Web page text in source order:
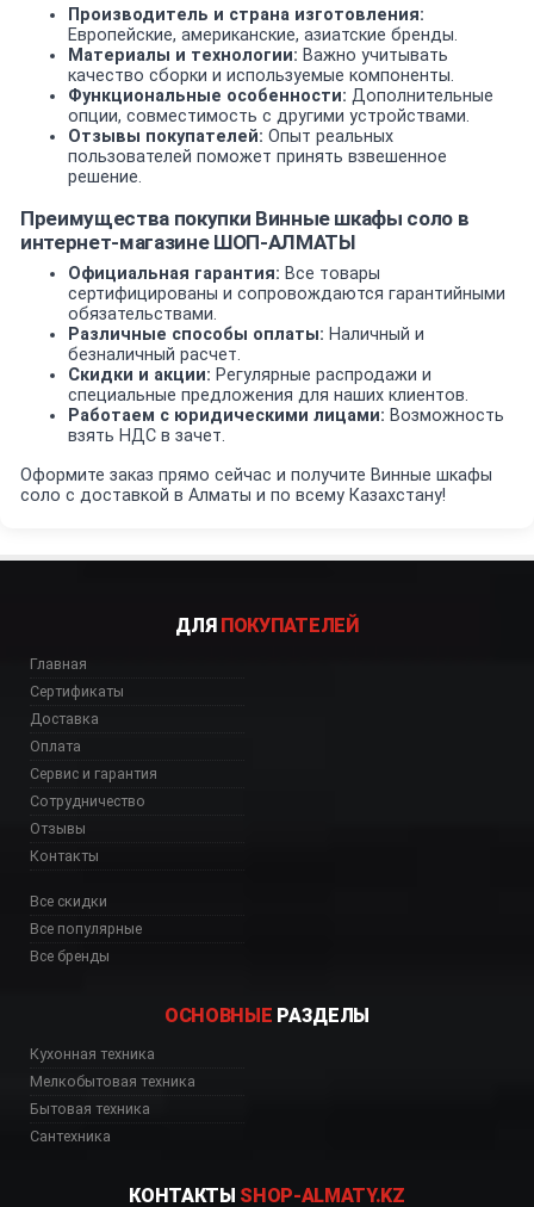
Производитель и страна изготовления:
Европейские, американские, азиатские бренды.
Материалы и технологии: Важно учитывать
качество сборки и используемые компоненты.
Функциональные особенности: Дополнительные
опции, совместимость с другими устройствами.
Отзывы покупателей: Опыт реальных
пользователей поможет принять взвешенное
решение.
Преимущества покупки Винные шкафы соло в
интернет-магазине ШОП-АЛМАТЫ
Официальная гарантия: Все товары
сертифицированы и сопровождаются гарантийными
обязательствами.
Различные способы оплаты: Наличный и
безналичный расчет.
Скидки и акции: Регулярные распродажи и
специальные предложения для наших клиентов.
Работаем с юридическими лицами: Возможность
взять НДС в зачет.
Оформите заказ прямо сейчас и получите Винные шкафы
соло с доставкой в Алматы и по всему Казахстану!
цена, Астана,
ДЛЯ ПОКУПАТЕЛЕЙ
Главная
Сертификаты
Доставка
Оплата
Сервис и гарантия
Сотрудничество
Отзывы
Контакты
Все скидки
Все популярные
Все бренды
ОСНОВНЫЕ РАЗДЕЛЫ
Кухонная техника
Мелкобытовая техника
Бытовая техника
Сантехника
КОНТАКТЫ SHOP-ALMATY.KZ